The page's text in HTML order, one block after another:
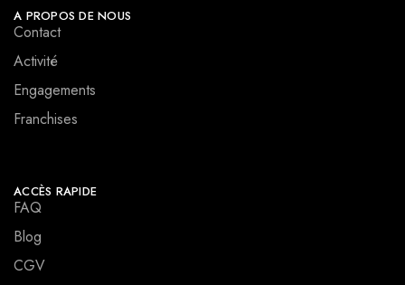
A PROPOS DE NOUS
Contact
Activité
Engagements
Franchises
ACCÈS RAPIDE
FAQ
Blog
CGV